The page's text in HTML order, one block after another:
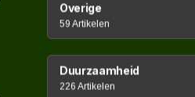
Overige
59 Artikelen
Duurzaamheid
226 Artikelen